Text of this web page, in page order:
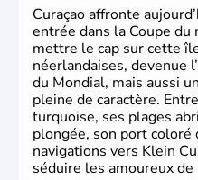
Curaçao affronte
entrée dans la Coupe du
mettre le cap sur cette
néerlandaises, devenue
du Mondial, mais aussi
pleine de caractère.
turquoise, ses plages
plongée, son port
navigations vers Klein
séduire les amoureux de